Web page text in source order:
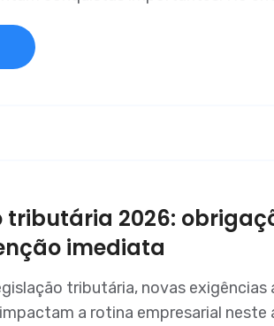
tributária 2026:
imediata
tributária, novas exigências
a rotina empresarial neste